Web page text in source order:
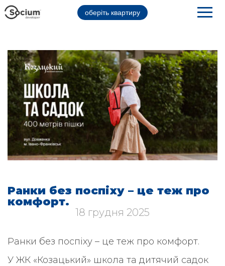
оберіть квартиру
Ранки без поспіху – це теж про
комфорт.
18 грудня 2025
Ранки без поспіху – це теж про комфорт.
У ЖК «Козацький» школа та дитячий садок